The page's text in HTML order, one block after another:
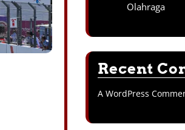
Olahraga
Recent
A WordPress